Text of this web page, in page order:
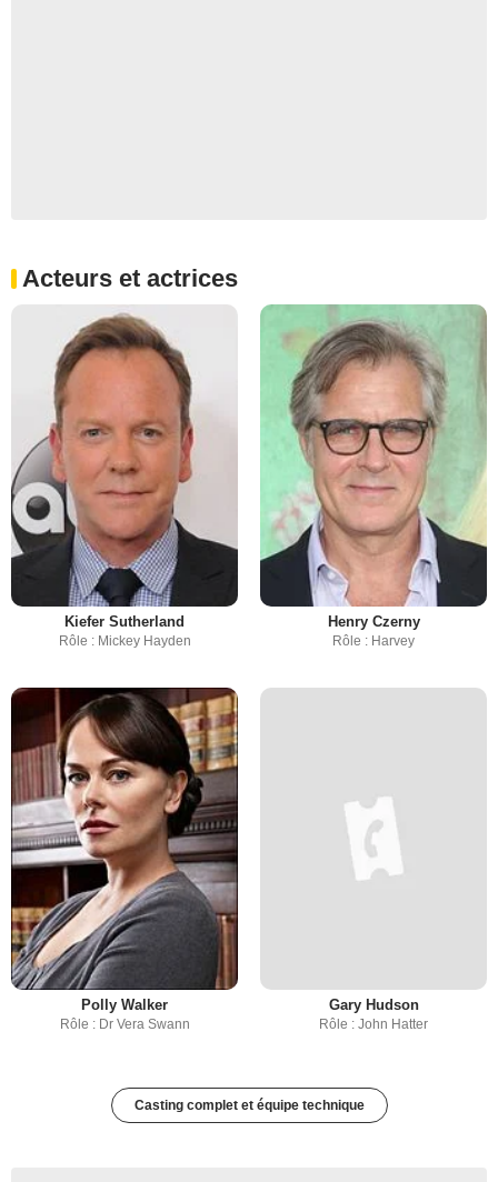
Acteurs et actrices
Kiefer Sutherland
Rôle : Mickey Hayden
Henry Czerny
Rôle : Harvey
Polly Walker
Rôle : Dr Vera Swann
Gary Hudson
Rôle : John Hatter
Casting complet et équipe technique